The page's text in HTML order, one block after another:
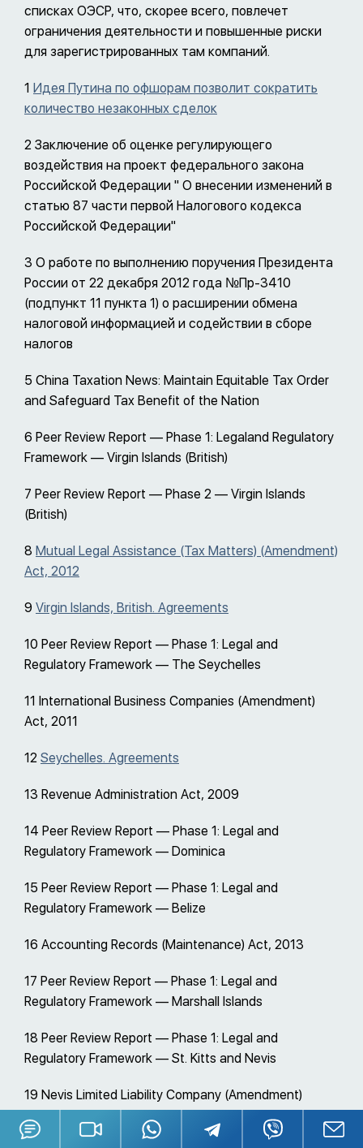
списках ОЭСР, что, скорее всего, повлечет
ограничения деятельности и повышенные риски
для зарегистрированных там компаний.
1 Идея Путина по офшорам позволит сократить
количество незаконных сделок
2 Заключение об оценке регулирующего
воздействия на проект федерального закона
Российской Федерации " О внесении изменений в
статью 87 части первой Налогового кодекса
Российской Федерации"
3 О работе по выполнению поручения Президента
России от 22 декабря 2012 года №Пр-3410
(подпункт 11 пункта 1) о расширении обмена
налоговой информацией и содействии в сборе
налогов
5 China Taxation News: Maintain Equitable Tax Order
and Safeguard Tax Benefit of the Nation
6 Peer Review Report — Phase 1: Legaland Regulatory
Framework — Virgin Islands (British)
7 Peer Review Report — Phase 2 — Virgin Islands
(British)
8 Mutual Legal Assistance (Tax Matters) (Amendment)
Act, 2012
9 Virgin Islands, British. Agreements
10 Peer Review Report — Phase 1: Legal and
Regulatory Framework — The Seychelles
11 International Business Companies (Amendment)
Act, 2011
12 Seychelles. Agreements
13 Revenue Administration Act, 2009
14 Peer Review Report — Phase 1: Legal and
Regulatory Framework — Dominica
15 Peer Review Report — Phase 1: Legal and
Regulatory Framework — Belize
16 Accounting Records (Maintenance) Act, 2013
17 Peer Review Report — Phase 1: Legal and
Regulatory Framework — Marshall Islands
18 Peer Review Report — Phase 1: Legal and
Regulatory Framework — St. Kitts and Nevis
19 Nevis Limited Liability Company (Amendment)
Ordinance, 2011